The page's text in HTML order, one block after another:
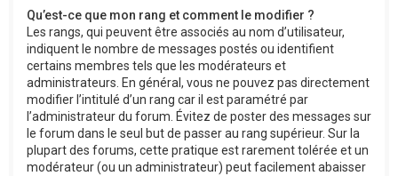
Qu’est-ce que mon rang et comment le modifier ?
Les rangs, qui peuvent être associés au nom d’utilisateur,
indiquent le nombre de messages postés ou identifient
certains membres tels que les modérateurs et
administrateurs. En général, vous ne pouvez pas directement
modifier l’intitulé d’un rang car il est paramétré par
l’administrateur du forum. Évitez de poster des messages sur
le forum dans le seul but de passer au rang supérieur. Sur la
plupart des forums, cette pratique est rarement tolérée et un
modérateur (ou un administrateur) peut facilement abaisser